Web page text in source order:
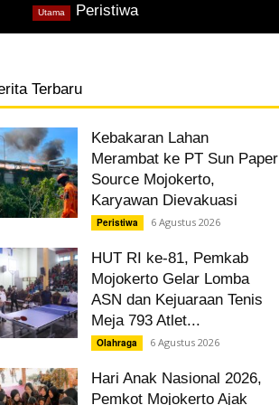
Peristiwa,
Utama
Terbaru
Kebakaran Lahan
Merambat ke PT Sun Paper
Source Mojokerto,
Karyawan Dievakuasi
Peristiwa 6 Agustus 2026
HUT RI ke-81, Pemkab
Mojokerto Gelar Lomba
ASN dan Kejuaraan Tenis
Meja 793 Atlet...
Olahraga 6 Agustus 2026
Hari Anak Nasional 2026,
Pemkot Mojokerto Ajak